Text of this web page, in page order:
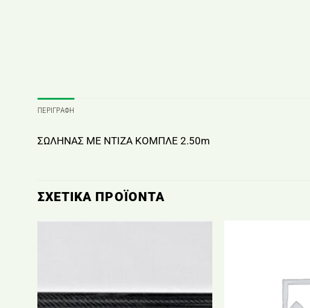
ΠΕΡΙΓΡΑΦΉ
ΣΩΛΗΝΑΣ ΜΕ ΝΤΙΖΑ ΚΟΜΠΛΕ 2.50m
ΣΧΕΤΙΚΆ ΠΡΟΪΌΝΤΑ